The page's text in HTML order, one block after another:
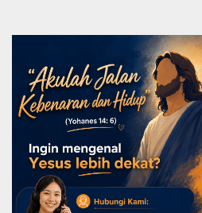
05 Agustus 2026
Katanya Give and
04
Ini